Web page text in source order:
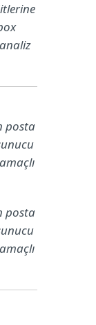
posta
posta